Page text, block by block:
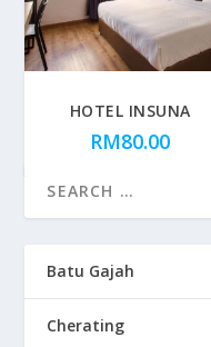
HOTEL INSUNA
RM80.00
Batu Gajah
Cherating